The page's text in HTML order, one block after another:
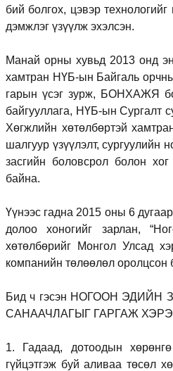
бий болгох, цэвэр
дэмжлэг үзүүлж эхэлсэн.
Манай орны хувьд 2013 онд
хамтран НҮБ-ын Байгаль
гарын үсэг зурж, БОНХАЖЯ
байгууллага, НҮБ-ын Сургалт
Хөгжлийн хөтөлбөртэй
шалгуур үзүүлэлт, сургуулийн
засгийн боловсрол болон
байна.
Үүнээс гадна 2015 оны 6
долоо хоногийг зарлан,
хөтөлбөрийг Монгол Улсад
компанийн төлөөлөл оролцсон
Бид ч гэсэн НОГООН
САНААЧЛАГЫГ ГАРГАЖ
1. Гадаад, дотоодын
гүйцэтгэж буй аливаа төсөл